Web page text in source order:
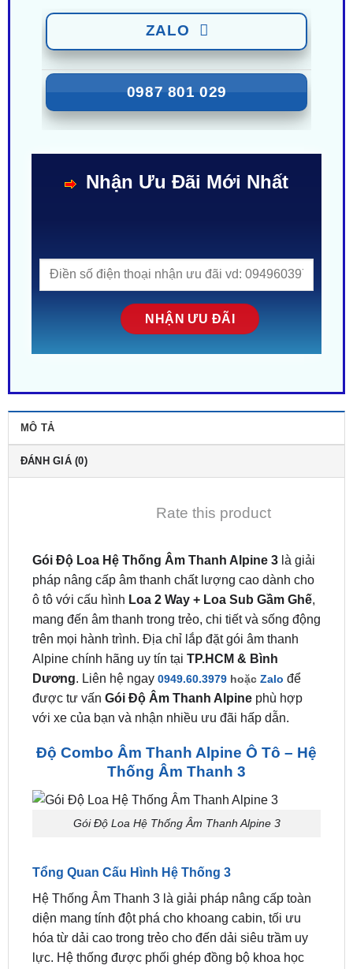
0949 60 3979
ZALO
0987 801 029
Rate this product
Gói Độ Loa Hệ Thống Âm Thanh Alpine 3là giải
pháp nâng cấp âm thanh chất lượng cao dành cho
ô tô với cấu hìnhLoa 2 Way + Loa Sub Gầm Ghế
mang đến âm thanh trong trẻo, chi tiết và sống động
trên mọi hành trình. Địa chỉ lắp đặt gói âm thanh
Alpine chính hãng uy tín tạiTP.HCM & Bình
. Liên hệ ngay hoặc
được tư vấnGói Độ Âm Thanh Alpinephù hợp
với xe của bạn và nhận nhiều ưu đãi hấp dẫn.
Độ Combo Âm Thanh Alpine Ô Tô – Hệ
Thống Âm Thanh 3
Tổng Quan Cấu Hình Hệ Thống 3
Hệ Thống Âm Thanh 3 là giải pháp nâng cấp toàn